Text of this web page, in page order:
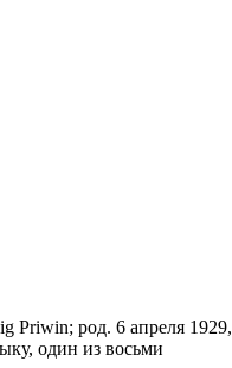
Priwin; род. 6 апреля 1929,
один из восьми